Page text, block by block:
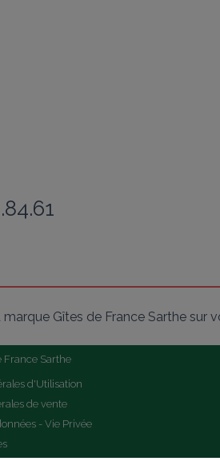
Gîtes de France Sarthe sur
France Sarthe
d'Utilisation
de vente
- Vie Privée